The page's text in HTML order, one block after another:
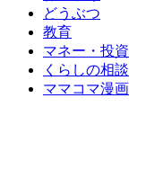
どうぶつ
教育
マネー・投資
くらしの相談
ママコマ漫画